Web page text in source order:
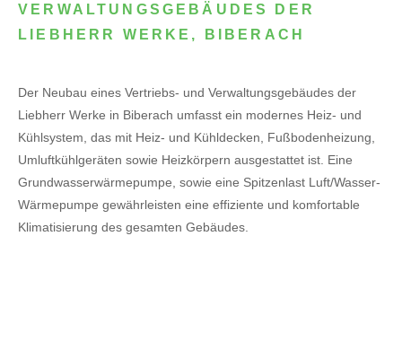
VERWALTUNGSGEBÄUDES DER
LIEBHERR WERKE, BIBERACH
Der Neubau eines Vertriebs- und Verwaltungsgebäudes der
Liebherr Werke in Biberach umfasst ein modernes Heiz- und
Kühlsystem, das mit Heiz- und Kühldecken, Fußbodenheizung,
Umluftkühlgeräten sowie Heizkörpern ausgestattet ist. Eine
Grundwasserwärmepumpe, sowie eine Spitzenlast Luft/Wasser-
Wärmepumpe gewährleisten eine effiziente und komfortable
Klimatisierung des gesamten Gebäudes.